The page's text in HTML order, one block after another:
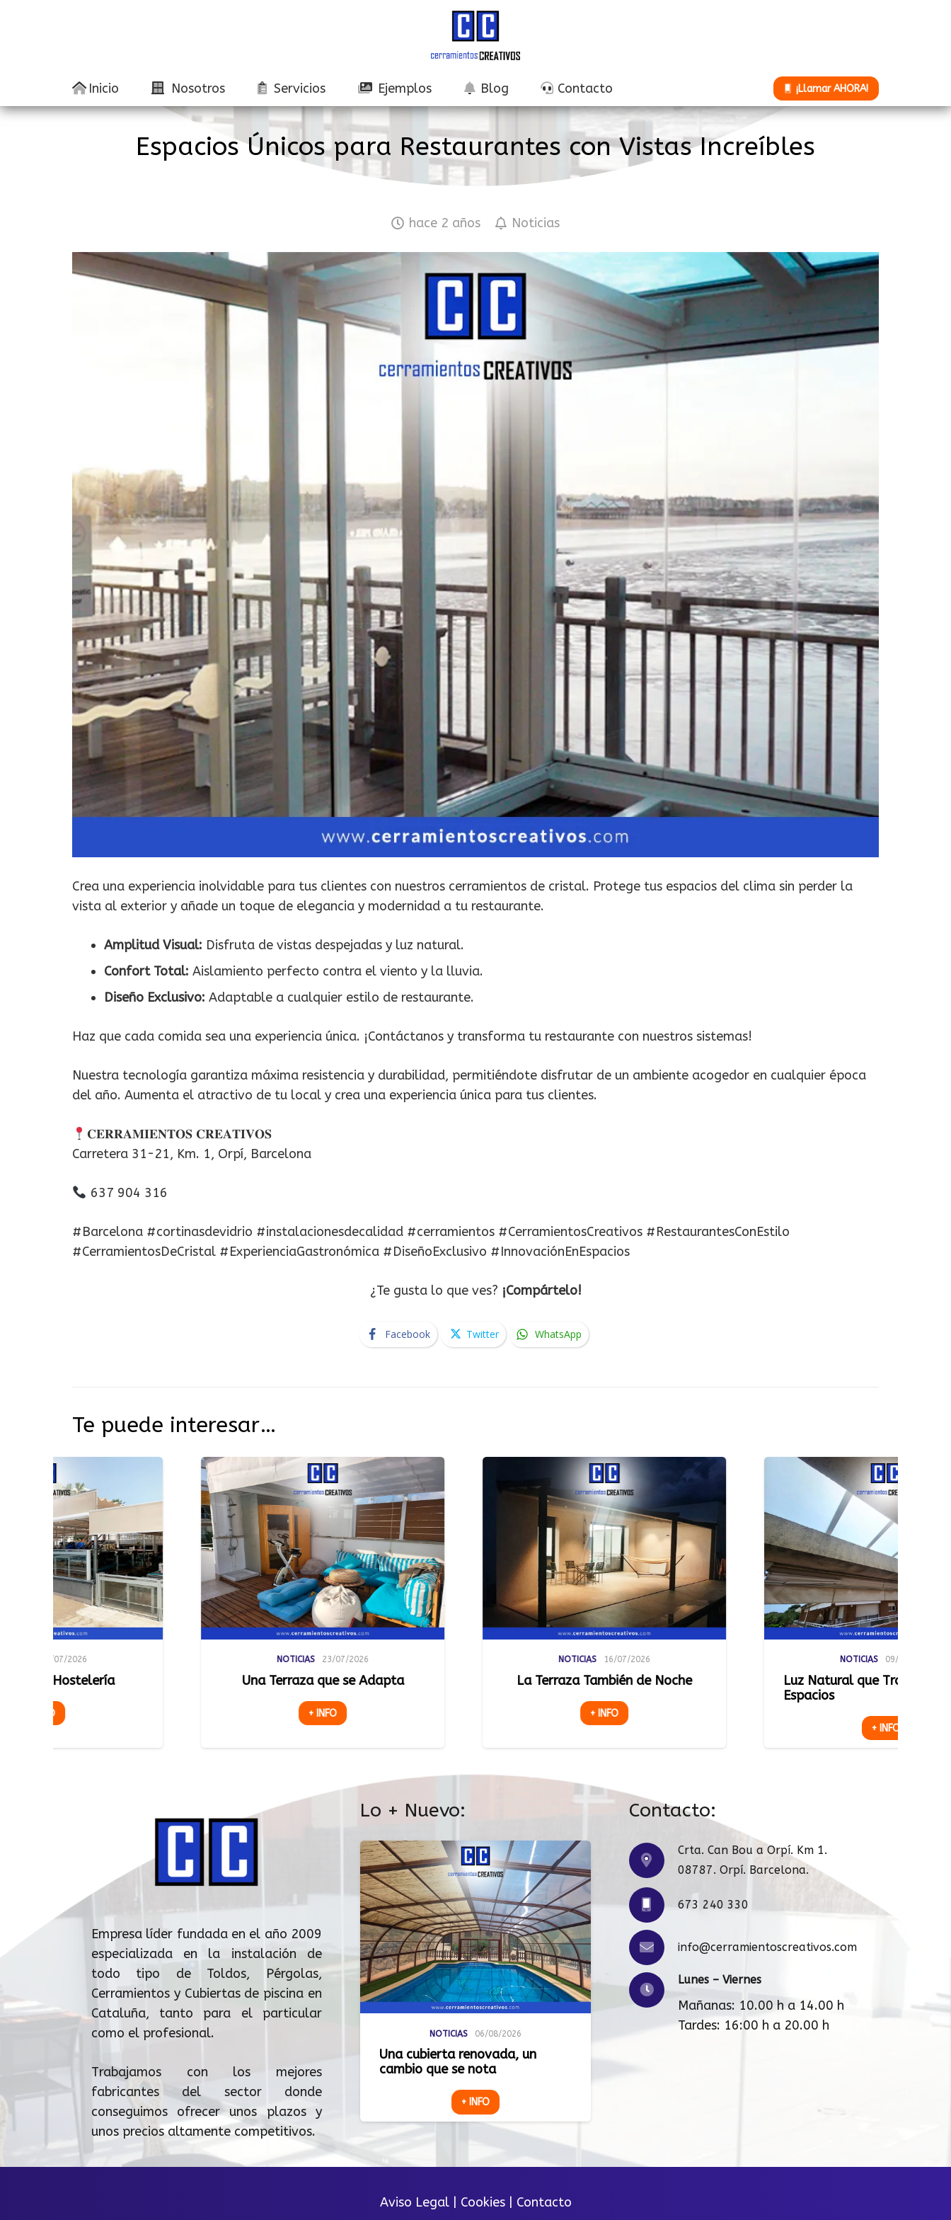
Inicio Nosotros Servicios Ejemplos Blog Contacto ¡Llamar AHORA!
Espacios Únicos para Restaurantes con Vistas Increíbles
hace 2 años Noticias
Crea una experiencia inolvidable para tus clientes con nuestros cerramientos de cristal. Protege tus espacios del clima sin perder la
vista al exterior y añade un toque de elegancia y modernidad a tu restaurante.
Amplitud Visual: Disfruta de vistas despejadas y luz natural.
Confort Total: Aislamiento perfecto contra el viento y la lluvia.
Diseño Exclusivo: Adaptable a cualquier estilo de restaurante.
Haz que cada comida sea una experiencia única. ¡Contáctanos y transforma tu restaurante con nuestros sistemas!
Nuestra tecnología garantiza máxima resistencia y durabilidad, permitiéndote disfrutar de un ambiente acogedor en cualquier época
del año. Aumenta el atractivo de tu local y crea una experiencia única para tus clientes.
𝐂𝐄𝐑𝐑𝐀𝐌𝐈𝐄𝐍𝐓𝐎𝐒 𝐂𝐑𝐄𝐀𝐓𝐈𝐕𝐎𝐒
Carretera 31-21, Km. 1, Orpí, Barcelona
637 904 316
#Barcelona #cortinasdevidrio #instalacionesdecalidad #cerramientos #CerramientosCreativos #RestaurantesConEstilo
#CerramientosDeCristal #ExperienciaGastronómica #DiseñoExclusivo #InnovaciónEnEspacios
¿Te gusta lo que ves? ¡Compártelo!
Facebook Twitter WhatsApp
Te puede interesar…
Una Terraza que se Adapta La Terraza También de Noche
Luz Natural que Transforma
Empresa líder fundada en el año 2009
especializada en la instalación de
todo tipo de Toldos, Pérgolas,
Cerramientos y Cubiertas de piscina en
Cataluña, tanto para el particular
como el profesional.
Trabajamos con los mejores
fabricantes del sector donde
conseguimos ofrecer unos plazos y
unos precios altamente competitivos.
Lo + Nuevo:
NOTICIAS 06/08/2026
Una cubierta renovada, un
cambio que se nota
+ INFO
Contacto:
Crta. Can Bou a Orpí. Km 1.
08787. Orpí. Barcelona.
673 240 330
info@cerramientoscreativos.com
Lunes – Viernes
Mañanas: 10.00 h a 14.00 h
Tardes: 16:00 h a 20.00 h
Aviso Legal| Cookies| Contacto